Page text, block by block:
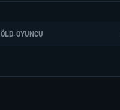
ÖLD. OYUNCU